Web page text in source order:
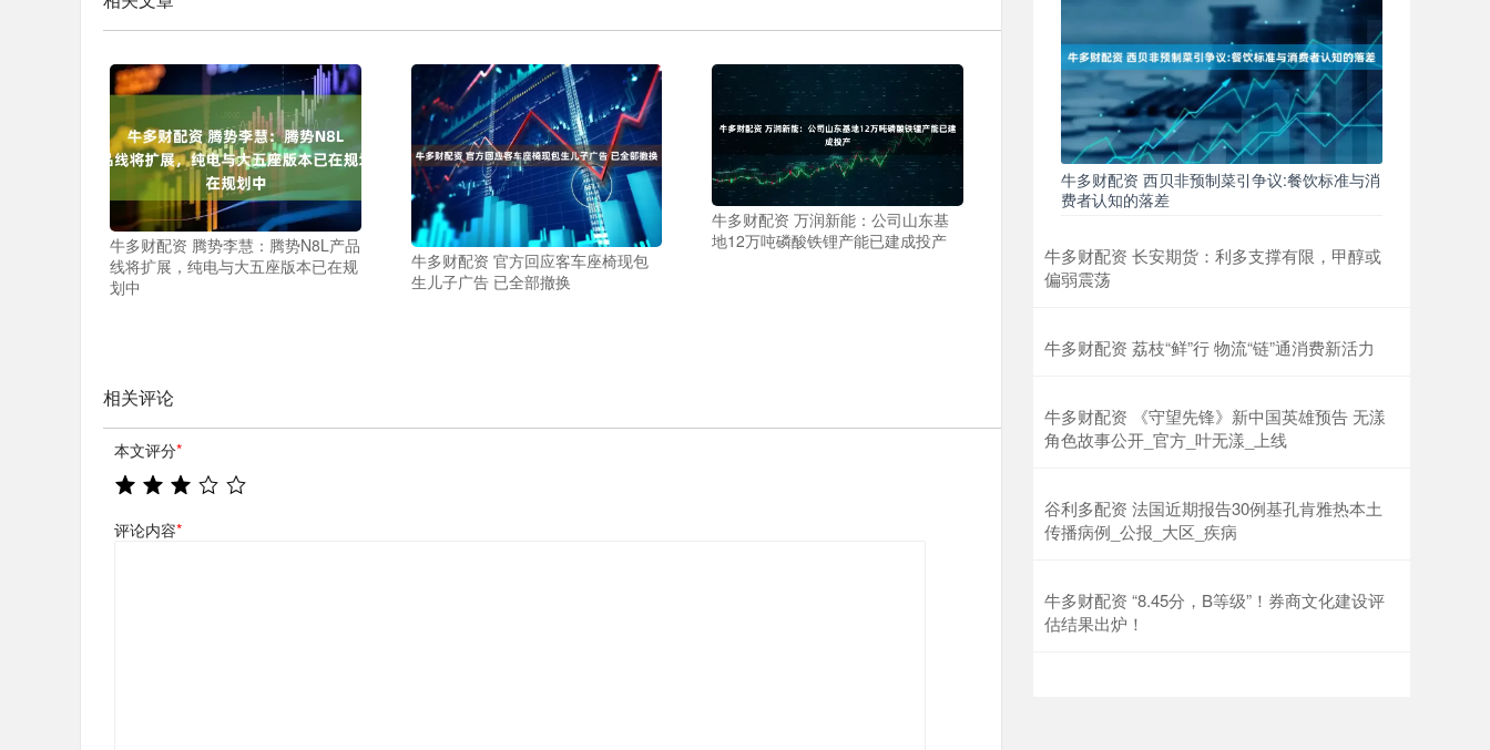
牛多财配资 腾势李慧：腾势N8L产品
线将扩展，纯电与大五座版本已在规
划中
牛多财配资 官方回应客车座椅现包
生儿子广告 已全部撤换
牛多财配资 万润新能：公司山东基
地12万吨磷酸铁锂产能已建成投产
相关评论
本文评分*
评论内容*
牛多财配资 西贝非预制菜引争议:餐饮标准与消
费者认知的落差
牛多财配资 长安期货：利多支撑有限，甲醇或
偏弱震荡
牛多财配资 荔枝“鲜”行 物流“链”通消费新活力
牛多财配资 《守望先锋》新中国英雄预告 无漾
角色故事公开_官方_叶无漾_上线
谷利多配资 法国近期报告30例基孔肯雅热本土
传播病例_公报_大区_疾病
牛多财配资 “8.45分，B等级”！券商文化建设评
估结果出炉！